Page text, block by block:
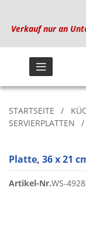
Verkauf nur an
STARTSEITE
SERVIERPLATTEN
Platte, 36 x 21
Artikel-Nr.WS-